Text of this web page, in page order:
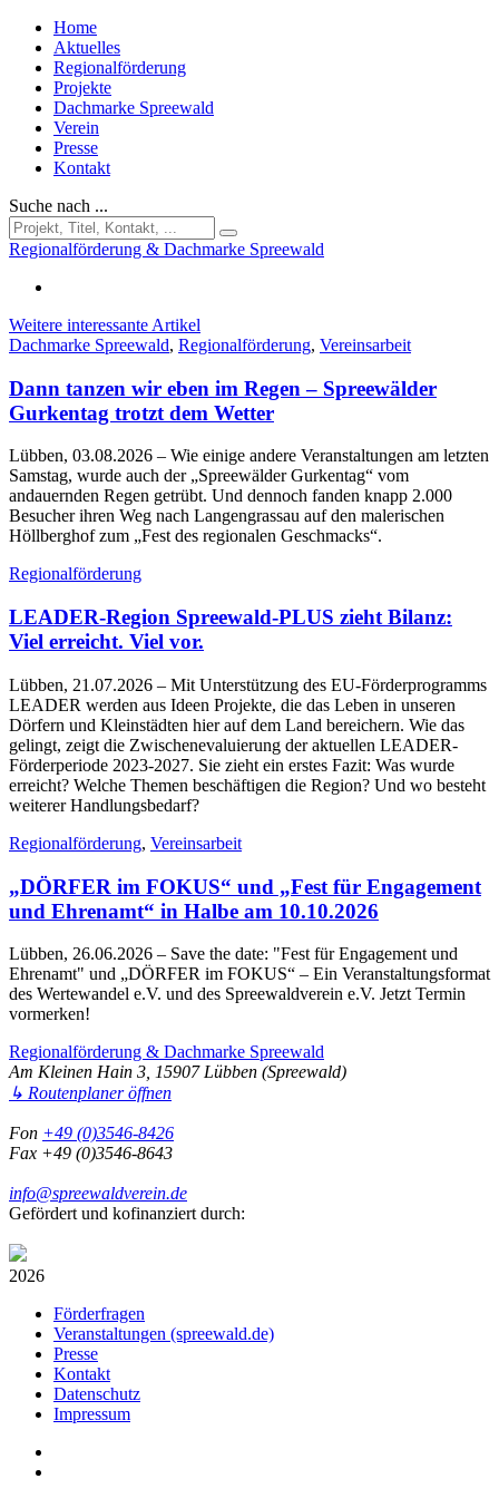
Home
Aktuelles
Regionalförderung
Projekte
Dachmarke Spreewald
Verein
Presse
Kontakt
Suche nach ...
Regionalförderung & Dachmarke Spreewald
Weitere interessante Artikel
Dachmarke Spreewald, Regionalförderung, Vereinsarbeit
Dann tanzen wir eben im Regen – Spreewälder
Gurkentag trotzt dem Wetter
Lübben, 03.08.2026 – Wie einige andere Veranstaltungen am letzten
Samstag, wurde auch der „Spreewälder Gurkentag“ vom
andauernden Regen getrübt. Und dennoch fanden knapp 2.000
Besucher ihren Weg nach Langengrassau auf den malerischen
Höllberghof zum „Fest des regionalen Geschmacks“.
Regionalförderung
LEADER-Region Spreewald-PLUS zieht Bilanz:
Viel erreicht. Viel vor.
Lübben, 21.07.2026 – Mit Unterstützung des EU-Förderprogramms
LEADER werden aus Ideen Projekte, die das Leben in unseren
Dörfern und Kleinstädten hier auf dem Land bereichern. Wie das
gelingt, zeigt die Zwischenevaluierung der aktuellen LEADER-
Förderperiode 2023-2027. Sie zieht ein erstes Fazit: Was wurde
erreicht? Welche Themen beschäftigen die Region? Und wo besteht
weiterer Handlungsbedarf?
Regionalförderung, Vereinsarbeit
„DÖRFER im FOKUS“ und „Fest für Engagement
und Ehrenamt“ in Halbe am 10.10.2026
Lübben, 26.06.2026 – Save the date: "Fest für Engagement und
Ehrenamt" und „DÖRFER im FOKUS“ – Ein Veranstaltungsformat
des Wertewandel e.V. und des Spreewaldverein e.V. Jetzt Termin
vormerken!
Regionalförderung & Dachmarke Spreewald
Am Kleinen Hain 3, 15907 Lübben (Spreewald)
↳ Routenplaner öffnen
Fon +49 (0)3546-8426
Fax +49 (0)3546-8643
info@spreewaldverein.de
Gefördert und kofinanziert durch:
2026
Förderfragen
Veranstaltungen (spreewald.de)
Presse
Kontakt
Datenschutz
Impressum